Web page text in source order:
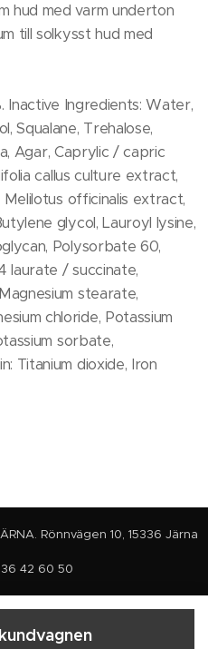
hud med varm underton
till solkysst hud med
Inactive Ingredients: Water,
Squalane, Trehalose,
Agar, Caprylic / capric
callus culture extract,
officinalis extract,
glycol, Lauroyl lysine,
Polysorbate 60,
laurate / succinate,
stearate,
chloride, Potassium
sorbate,
Titanium dioxide, Iron
Rönnvägen 10, 15336 Järna
42 60 50